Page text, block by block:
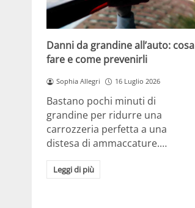
Danni da grandine all’auto: cosa
fare e come prevenirli
Sophia Allegri 16 Luglio 2026
Bastano pochi minuti di
grandine per ridurre una
carrozzeria perfetta a una
distesa di ammaccature.…
Leggi di più